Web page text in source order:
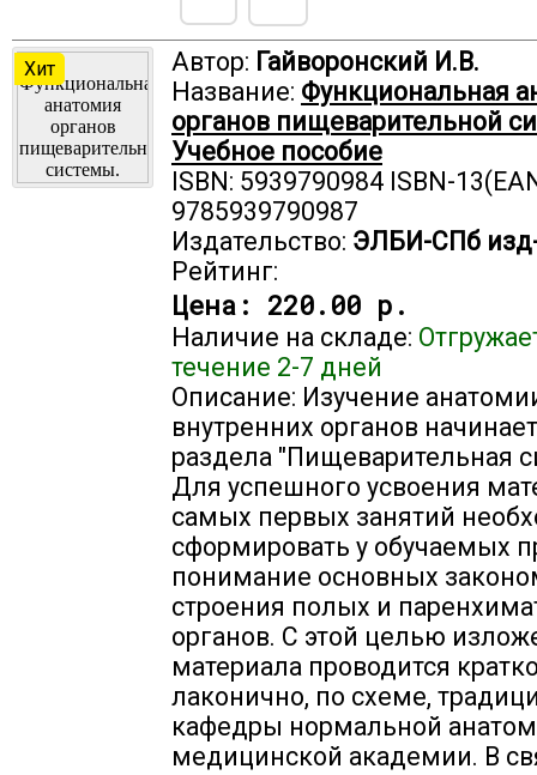
Хит Автор: Гайворонский И.В.
Название: Функциональная
органов пищеварительной
Учебное пособие
ISBN: 5939790984 ISBN-
9785939790987
Издательство: ЭЛБИ-СПб
Рейтинг:
Цена: 220.00 р.
Наличие на складе:
течение 2-7 дней
Описание: Изучение
внутренних органов
раздела "Пищеварительная
Для успешного усвоения
самых первых занятий
сформировать у обучаемых
понимание основных
строения полых и
органов. С этой целью
материала проводится
лаконично, по схеме,
кафедры нормальной
медицинской академии. В